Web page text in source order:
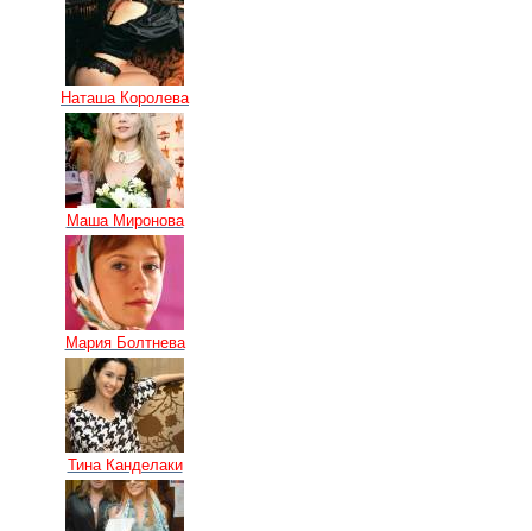
Наташа Королева
Маша Миронова
Мария Болтнева
Тина Канделаки